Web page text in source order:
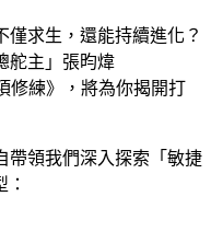
僅求生，還能持續進化？
舵主」張昀煒
修練》，將為你揭開打
帶領我們深入探索「敏捷